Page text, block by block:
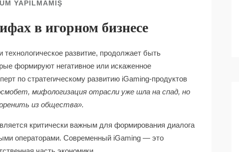
YAPILMAMIŞ
в игорном бизнесе
развитие, продолжает быть
формируют негативное или искаженное
по стратегическому развитию iGaming-продуктов
мифологизация отрасли уже шла на спад, но
из общества».
критически важным для формирования диалога
операторами. Современный iGaming — это